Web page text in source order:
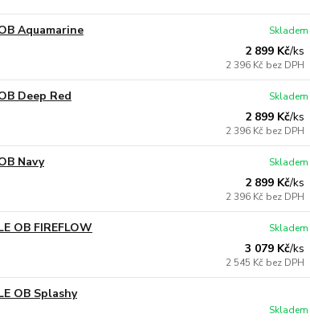
Aquamarine
2 899 Kč/ks
2 396 Kč bez DPH
Skladem
Deep Red
2 899 Kč/ks
2 396 Kč bez DPH
Skladem
Navy
2 899 Kč/ks
2 396 Kč bez DPH
Skladem
OB FIREFLOW
3 079 Kč/ks
2 545 Kč bez DPH
Skladem
OB Splashy
Skladem